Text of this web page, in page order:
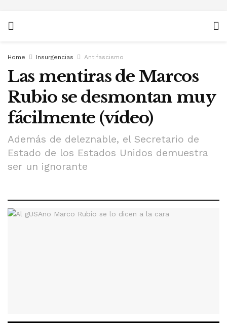
Home Insurgencias Antifascismo
Las mentiras de Marcos
Rubio se desmontan muy
fácilmente (vídeo)
Además de deleznable, el Secretario de
Estado de los Estados Unidos demuestra
ser un ignorante